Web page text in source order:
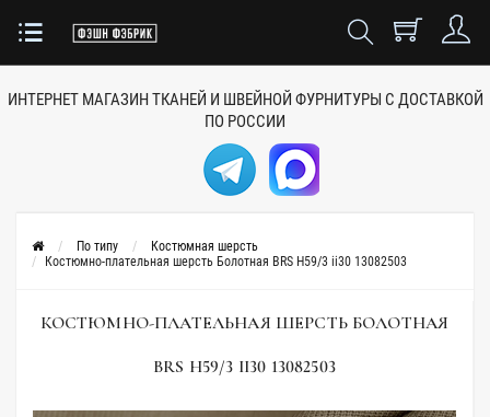
ИНТЕРНЕТ МАГАЗИН ТКАНЕЙ И ШВЕЙНОЙ ФУРНИТУРЫ С ДОСТАВКОЙ
ПО РОССИИ
По типу
Костюмная шерсть
Костюмно-плательная шерсть Болотная BRS H59/3 ii30 13082503
КОСТЮМНО-ПЛАТЕЛЬНАЯ ШЕРСТЬ БОЛОТНАЯ
BRS H59/3 II30 13082503